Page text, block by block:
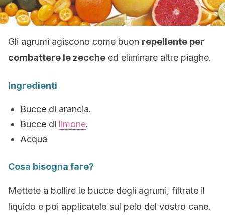
Gli agrumi agiscono come buon repellente per
combattere le zecche ed eliminare altre piaghe.
Ingredienti
Bucce di arancia.
Bucce di limone.
Acqua
Cosa bisogna fare?
Mettete a bollire le bucce degli agrumi, filtrate il
liquido e poi applicatelo sul pelo del vostro cane.